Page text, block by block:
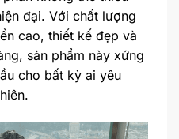
đại. Với chất lượng
cao, thiết kế đẹp và
sản phẩm này xứng
cho bất kỳ ai yêu